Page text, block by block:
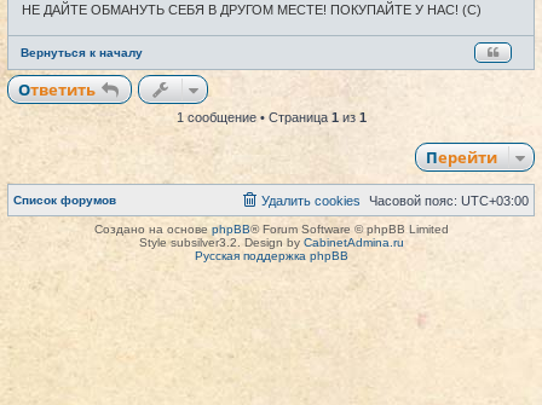
НЕ ДАЙТЕ ОБМАНУТЬ СЕБЯ В ДРУГОМ МЕСТЕ! ПОКУПАЙТЕ У НАС! (С)
Вернуться к началу
Ответить
1 сообщение • Страница 1из 1
Перейти
Список форумов Часовой пояс: UTC+03:00
Удалить cookies
Создано на основе phpBB® Forum Software © phpBB Limited
Style subsilver3.2. Design by CabinetAdmina.ru
Русская поддержка phpBB